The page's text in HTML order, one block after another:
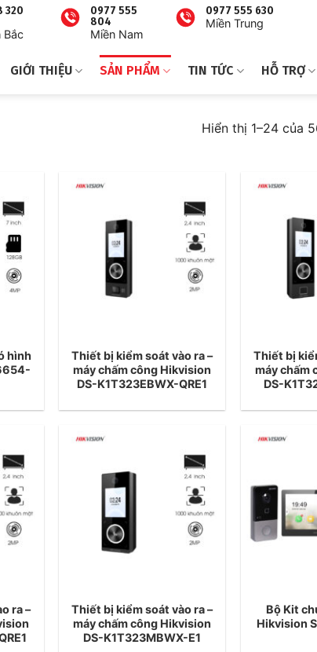
320
Bắc
0977 555
804
Miền Nam
0977 555 630
Miền Trung
GIỚI THIỆU SẢN PHẨM TIN TỨC HỖ TRỢ
Hiển thị 1–24 của
hình
Thiết bị kiểm soát vào ra –
máy chấm công Hikvision
DS-K1T323EBWX-QRE1
Thiết bị
máy chấm
DS-
ra –
Thiết bị kiểm soát vào ra –
máy chấm công Hikvision
DS-K1T323MBWX-E1
Bộ Kit
Hikvision